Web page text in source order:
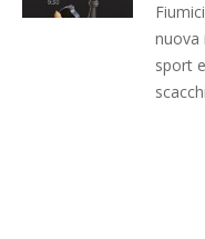
nuova
sport